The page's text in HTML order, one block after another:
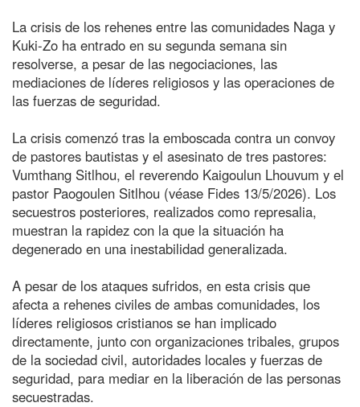
La crisis de los rehenes entre las comunidades Naga y
Kuki-Zo ha entrado en su segunda semana sin
resolverse, a pesar de las negociaciones, las
mediaciones de líderes religiosos y las operaciones de
las fuerzas de seguridad.
La crisis comenzó tras la emboscada contra un convoy
de pastores bautistas y el asesinato de tres pastores:
Vumthang Sitlhou, el reverendo Kaigoulun Lhouvum y el
pastor Paogoulen Sitlhou (véase Fides 13/5/2026). Los
secuestros posteriores, realizados como represalia,
muestran la rapidez con la que la situación ha
degenerado en una inestabilidad generalizada.
A pesar de los ataques sufridos, en esta crisis que
afecta a rehenes civiles de ambas comunidades, los
líderes religiosos cristianos se han implicado
directamente, junto con organizaciones tribales, grupos
de la sociedad civil, autoridades locales y fuerzas de
seguridad, para mediar en la liberación de las personas
secuestradas.